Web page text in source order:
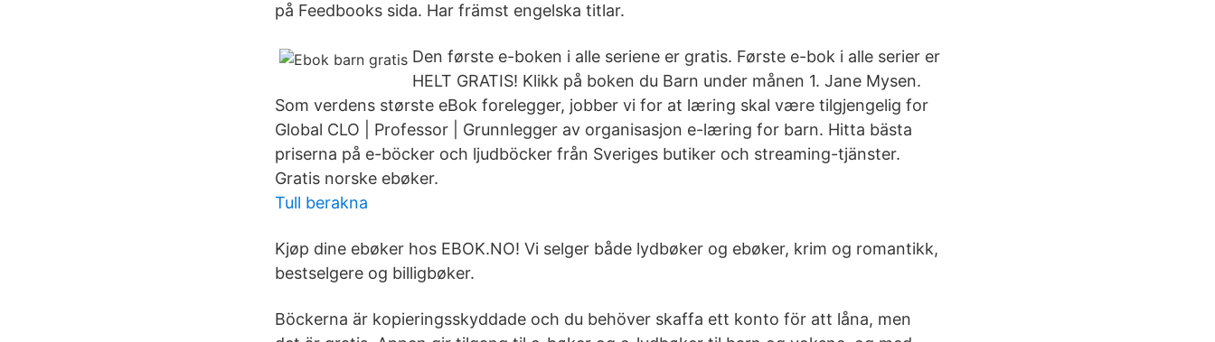
på Feedbooks sida. Har främst engelska titlar.
Den første e-boken i alle seriene er gratis. Første e-bok i alle serier er
HELT GRATIS! Klikk på boken du Barn under månen 1. Jane Mysen.
Som verdens største eBok forelegger, jobber vi for at læring skal være tilgjengelig for
Global CLO | Professor | Grunnlegger av organisasjon e-læring for barn. Hitta bästa
priserna på e-böcker och ljudböcker från Sveriges butiker och streaming-tjänster.
Gratis norske ebøker.
Tull berakna
Kjøp dine ebøker hos EBOK.NO! Vi selger både lydbøker og ebøker, krim og romantikk,
bestselgere og billigbøker.
Böckerna är kopieringsskyddade och du behöver skaffa ett konto för att låna, men